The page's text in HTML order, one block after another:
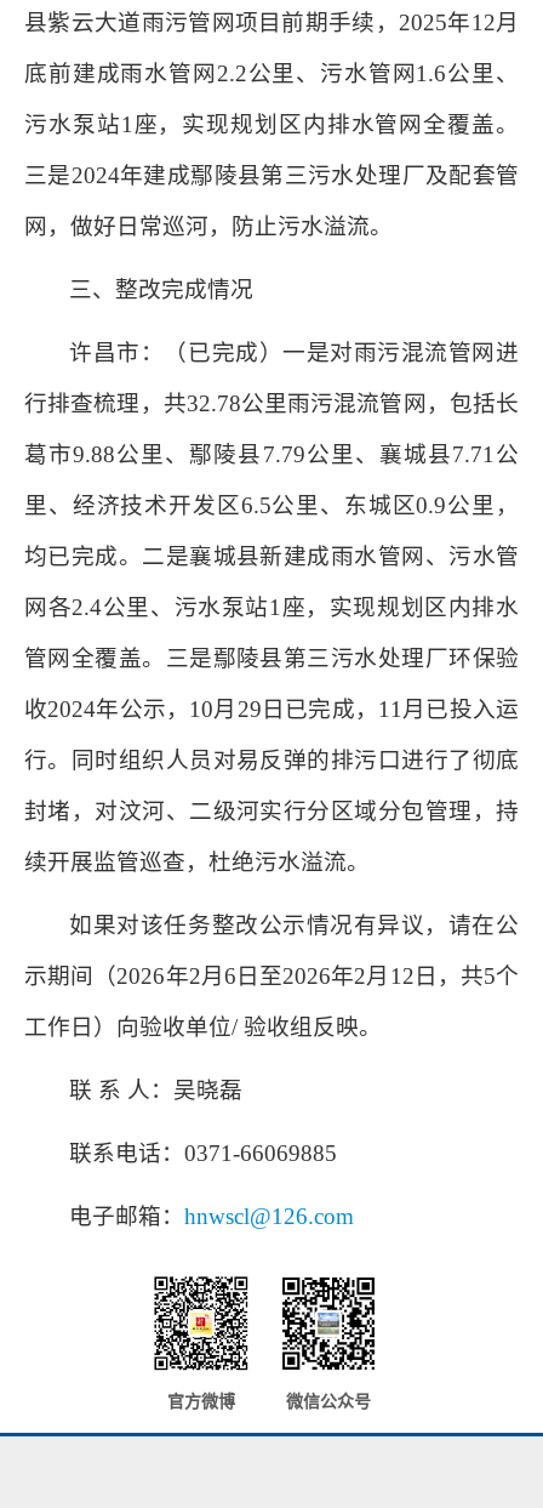
县紫云大道雨污管网项目前期手续，2025年12月
底前建成雨水管网2.2公里、污水管网1.6公里、
污水泵站1座，实现规划区内排水管网全覆盖。
三是2024年建成鄢陵县第三污水处理厂及配套管
网，做好日常巡河，防止污水溢流。
三、整改完成情况
许昌市：（已完成）一是对雨污混流管网进
行排查梳理，共32.78公里雨污混流管网，包括长
葛市9.88公里、鄢陵县7.79公里、襄城县7.71公
里、经济技术开发区6.5公里、东城区0.9公里，
均已完成。二是襄城县新建成雨水管网、污水管
网各2.4公里、污水泵站1座，实现规划区内排水
管网全覆盖。三是鄢陵县第三污水处理厂环保验
收2024年公示，10月29日已完成，11月已投入运
行。同时组织人员对易反弹的排污口进行了彻底
封堵，对汶河、二级河实行分区域分包管理，持
续开展监管巡查，杜绝污水溢流。
如果对该任务整改公示情况有异议，请在公
示期间（2026年2月6日至2026年2月12日，共5个
工作日）向验收单位/ 验收组反映。
联 系 人：吴晓磊
联系电话：0371-66069885
电子邮箱：hnwscl@126.com
官方微博 微信公众号